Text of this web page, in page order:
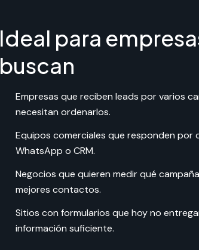
Ideal para
buscan
Empresas que reciben leads por varios
necesitan ordenarlos.
Equipos comerciales que responden por
WhatsApp o CRM.
Negocios que quieren medir qué
mejores contactos.
Sitios con formularios que hoy no
información suficiente.